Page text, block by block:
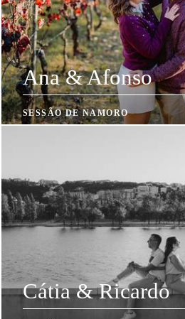
Ana & Afonso
SESSÃO DE NAMORO
Cátia & Ricardo